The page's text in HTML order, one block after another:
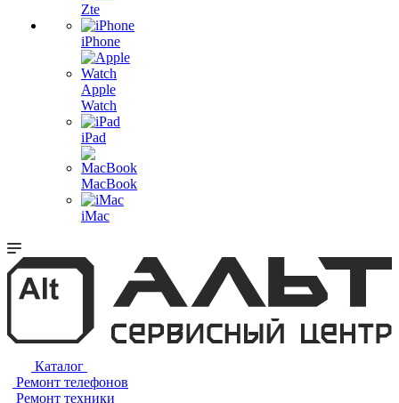
Zte
iPhone
Apple
Watch
iPad
MacBook
iMac
Каталог
Ремонт телефонов
Ремонт техники